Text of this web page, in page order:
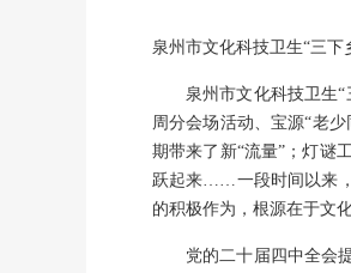
泉州市文化科技卫生“三下
泉州市文化科技卫生
周分会场活动、宝源“老
期带来了新“流量”；灯谜
跃起来……一段时间以来，
的积极作为，根源在于文
党的二十届四中全会